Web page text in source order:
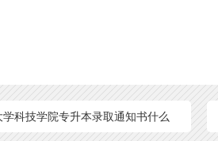
学科技学院专升本录取通知书什么